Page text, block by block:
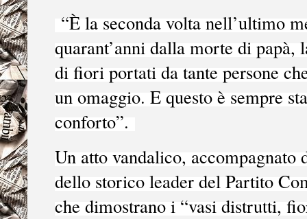
“È la seconda volta nell’ultimo
quarant’anni dalla morte di papà,
di fiori portati da tante persone
un omaggio. E questo è sempre
conforto”.
Un atto vandalico, accompagnato
dello storico leader del Partito
che dimostrano i “vasi distrutti,